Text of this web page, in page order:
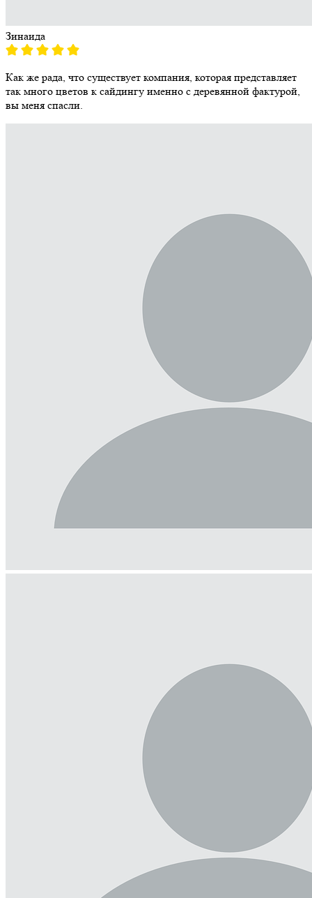
Зинаида
Как же рада, что существует компания, которая представляет
так много цветов к сайдингу именно с деревянной фактурой,
вы меня спасли.